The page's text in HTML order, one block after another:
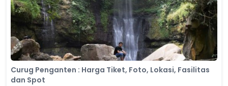
Curug Penganten : Harga Tiket, Foto, Lokasi, Fasilitas
dan Spot